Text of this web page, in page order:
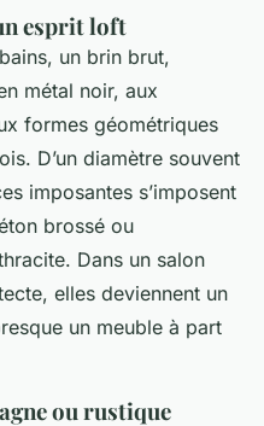
esprit loft
un brin brut,
métal noir, aux
formes géométriques
D’un diamètre souvent
imposantes s’imposent
brossé ou
Dans un salon
elles deviennent un
un meuble à part
ou rustique